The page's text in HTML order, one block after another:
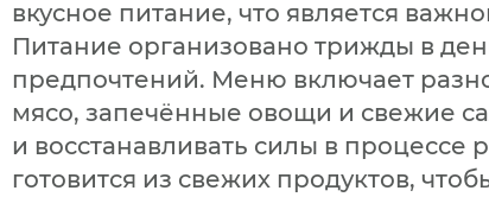
вкусное питание, что является
Питание организовано трижды в
предпочтений. Меню включает
мясо, запечённые овощи и свежие
и восстанавливать силы в
готовится из свежих продуктов,